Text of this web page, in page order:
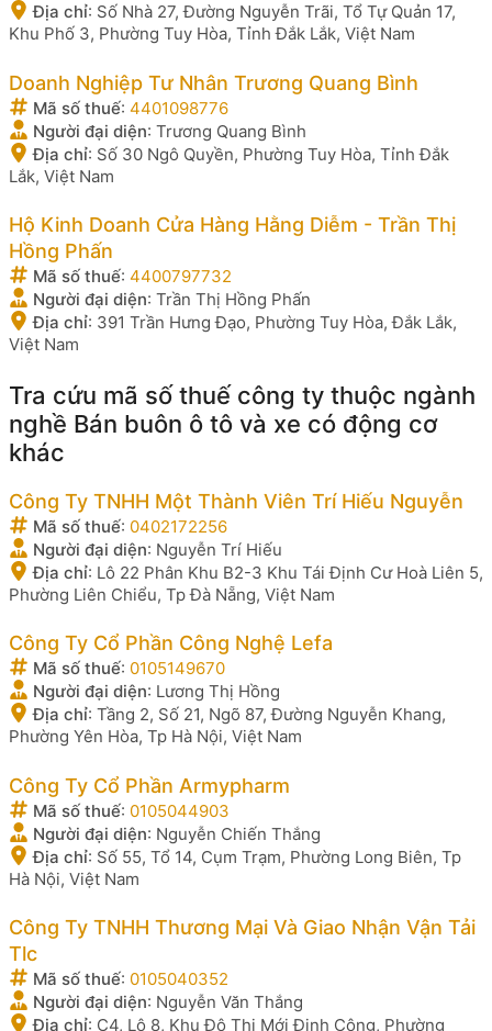
Địa chỉ: Số Nhà 27, Đường Nguyễn Trãi, Tổ Tự Quản 17,
Khu Phố 3, Phường Tuy Hòa, Tỉnh Đắk Lắk, Việt Nam
Doanh Nghiệp Tư Nhân Trương Quang Bình
Mã số thuế: 4401098776
Người đại diện: Trương Quang Bình
Địa chỉ: Số 30 Ngô Quyền, Phường Tuy Hòa, Tỉnh Đắk
Lắk, Việt Nam
Hộ Kinh Doanh Cửa Hàng Hằng Diễm - Trần Thị
Hồng Phấn
Mã số thuế: 4400797732
Người đại diện: Trần Thị Hồng Phấn
Địa chỉ: 391 Trần Hưng Đạo, Phường Tuy Hòa, Đắk Lắk,
Việt Nam
Tra cứu mã số thuế công ty thuộc ngành
nghề Bán buôn ô tô và xe có động cơ
khác
Công Ty TNHH Một Thành Viên Trí Hiếu Nguyễn
Mã số thuế: 0402172256
Người đại diện: Nguyễn Trí Hiếu
Địa chỉ: Lô 22 Phân Khu B2-3 Khu Tái Định Cư Hoà Liên 5,
Phường Liên Chiểu, Tp Đà Nẵng, Việt Nam
Công Ty Cổ Phần Công Nghệ Lefa
Mã số thuế: 0105149670
Người đại diện: Lương Thị Hồng
Địa chỉ: Tầng 2, Số 21, Ngõ 87, Đường Nguyễn Khang,
Phường Yên Hòa, Tp Hà Nội, Việt Nam
Công Ty Cổ Phần Armypharm
Mã số thuế: 0105044903
Người đại diện: Nguyễn Chiến Thắng
Địa chỉ: Số 55, Tổ 14, Cụm Trạm, Phường Long Biên, Tp
Hà Nội, Việt Nam
Công Ty TNHH Thương Mại Và Giao Nhận Vận Tải
Tlc
Mã số thuế: 0105040352
Người đại diện: Nguyễn Văn Thắng
Địa chỉ: C4, Lô 8, Khu Đô Thị Mới Định Công, Phường